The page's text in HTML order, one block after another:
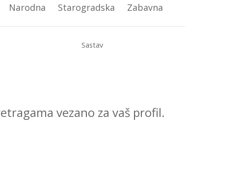
Narodna Starogradska Zabavna
Sastav
vezano za vaš profil.